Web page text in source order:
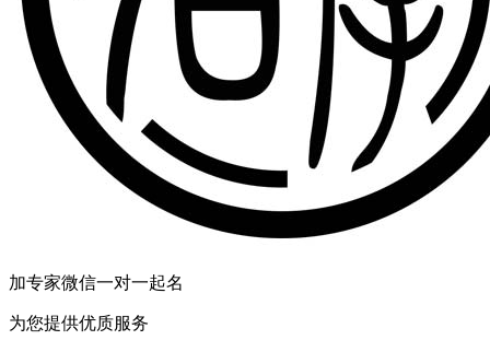
加专家微信一对一起名
为您提供优质服务